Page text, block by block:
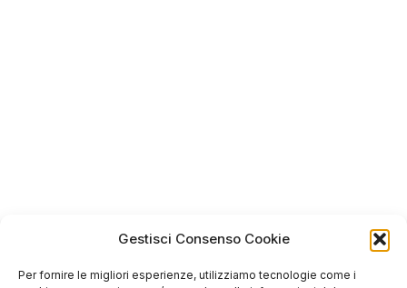
Gestisci Consenso Cookie
Per fornire le migliori esperienze, utilizziamo tecnologie come i